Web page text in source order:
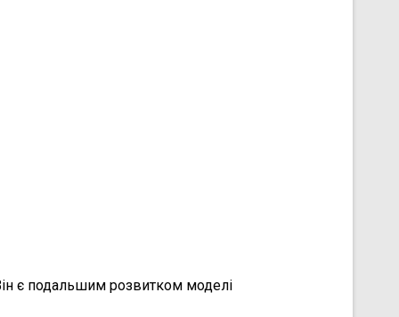
є подальшим розвитком моделі